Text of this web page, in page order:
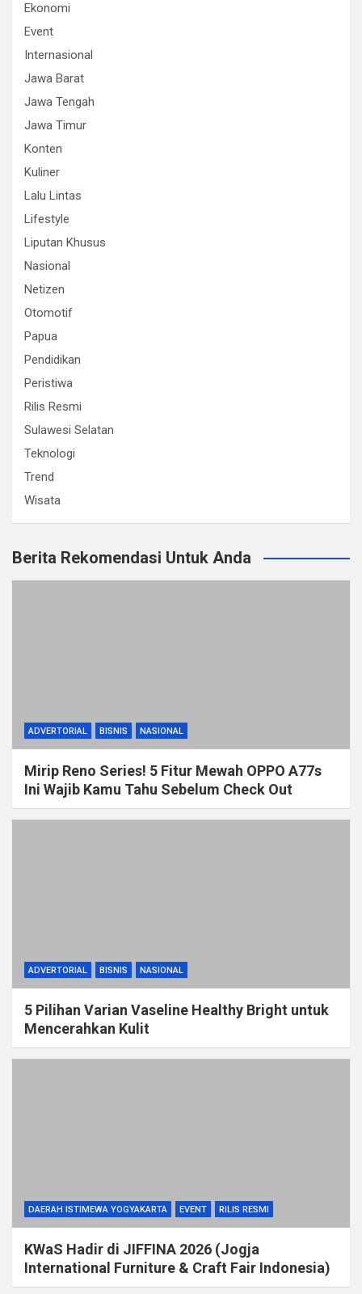
Ekonomi
Event
Internasional
Jawa Barat
Jawa Tengah
Jawa Timur
Konten
Kuliner
Lalu Lintas
Lifestyle
Liputan Khusus
Nasional
Netizen
Otomotif
Papua
Pendidikan
Peristiwa
Rilis Resmi
Sulawesi Selatan
Teknologi
Trend
Wisata
Berita Rekomendasi Untuk Anda
ADVERTORIAL BISNIS NASIONAL
Mirip Reno Series! 5 Fitur Mewah OPPO A77s
Ini Wajib Kamu Tahu Sebelum Check Out
ADVERTORIAL BISNIS NASIONAL
5 Pilihan Varian Vaseline Healthy Bright untuk
Mencerahkan Kulit
DAERAH ISTIMEWA YOGYAKARTA EVENT RILIS RESMI
KWaS Hadir di JIFFINA 2026 (Jogja
International Furniture & Craft Fair Indonesia)